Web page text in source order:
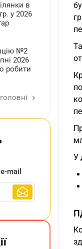
в
у 2026
№2
2026
робити
mail
У